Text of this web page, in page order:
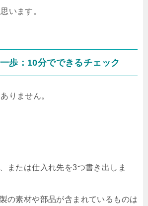
います。
歩：10分でできるチェック
りません。
または仕入れ先を3つ書き出しま
の素材や部品が含まれているものは